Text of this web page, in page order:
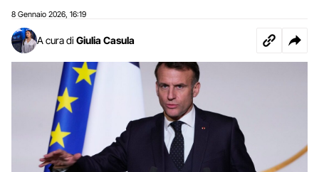
8 Gennaio 2026 16:19
A cura di Giulia Casula